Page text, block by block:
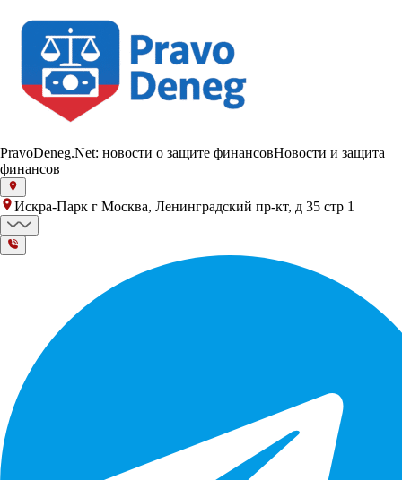
PravoDeneg.Net: новости о защите финансовНовости и защита
финансов
Искра-Парк г Москва, Ленинградский пр-кт, д 35 стр 1